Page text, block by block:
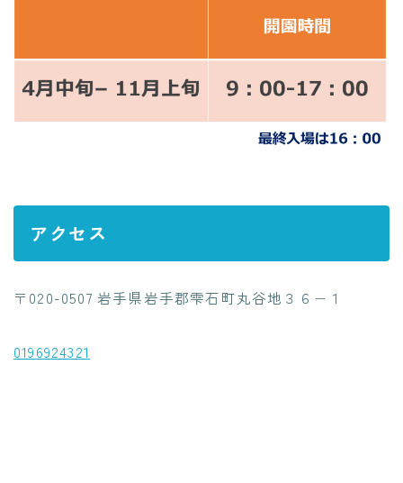
アクセス
〒020-0507 岩手県岩手郡雫石町丸谷地３６−１
0196924321